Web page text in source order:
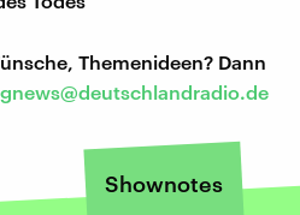
Themenideen? Dann
Shownotes